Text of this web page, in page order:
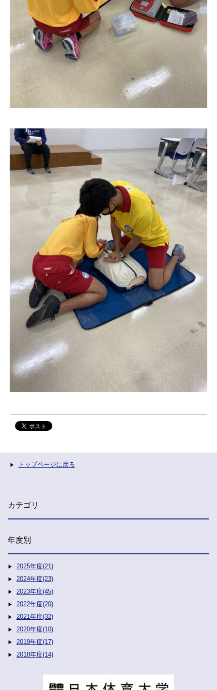
トップページに戻る
カテゴリ
年度別
2025年度(21)
2024年度(23)
2023年度(45)
2022年度(20)
2021年度(32)
2020年度(10)
2019年度(17)
2018年度(14)